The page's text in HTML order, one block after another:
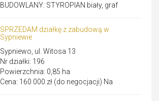
BUDOWLANY: STYROPIAN biały, graf
SPRZEDAM działkę z zabudową w
Sypniewie
Sypniewo, ul. Witosa 13
Nr działki: 196
Powierzchnia: 0,85 ha
Cena: 160 000 zł (do negocjacji) Na